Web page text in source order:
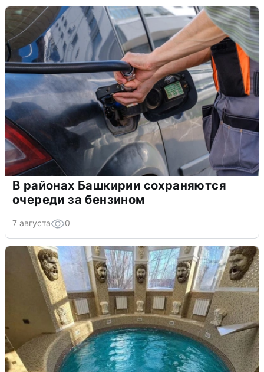
В районах Башкирии сохраняются
очереди за бензином
7 августа 0